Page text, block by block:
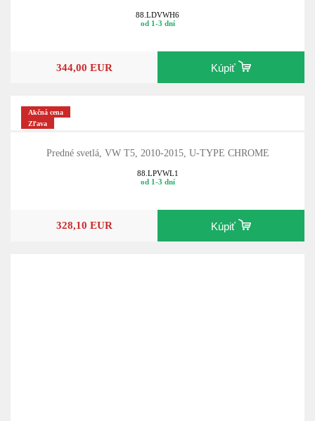
88.LDVWH6
od 1-3 dní
344,00 EUR Kúpiť
Akčná cena
Zľava
Predné svetlá, VW T5, 2010-2015, U-TYPE CHROME
88.LPVWL1
od 1-3 dní
328,10 EUR Kúpiť